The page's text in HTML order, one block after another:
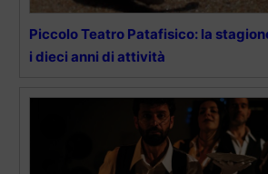
Piccolo Teatro Patafisico: la
i dieci anni di attività